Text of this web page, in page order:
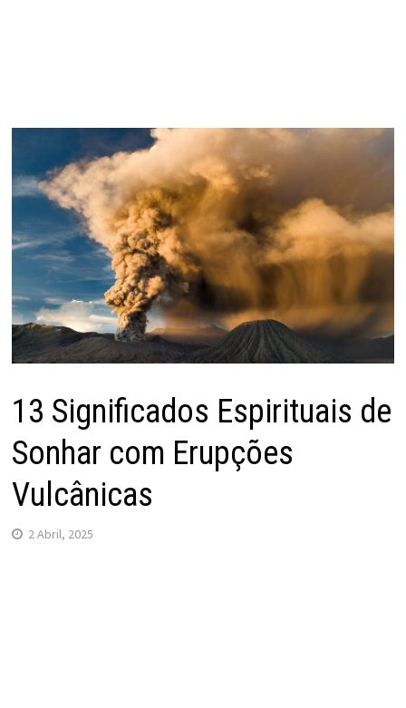
13 Significados Espirituais de
Sonhar com Erupções
Vulcânicas
2 Abril, 2025